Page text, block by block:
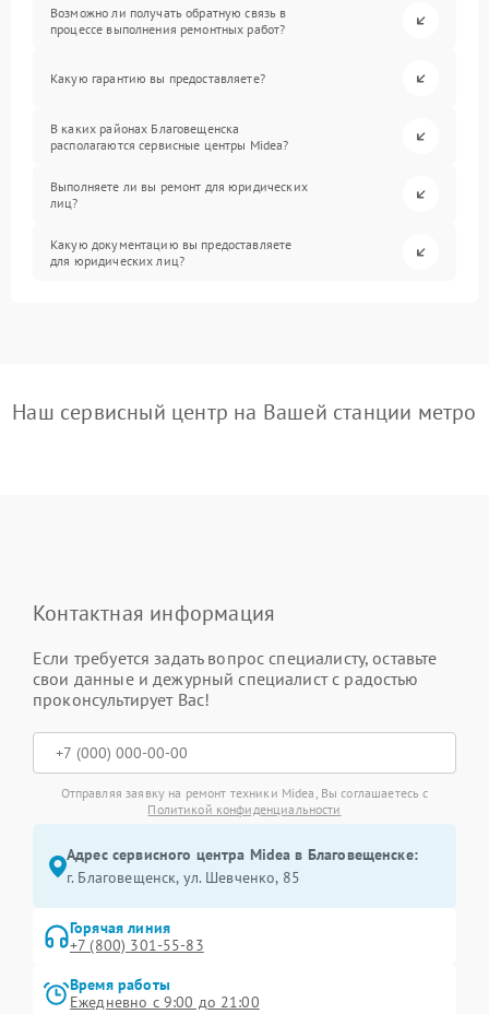
Возможно ли получать обратную связь в
процессе выполнения ремонтных работ?
Какую гарантию вы предоставляете?
В каких районах Благовещенска
располагаются сервисные центры Midea?
Выполняете ли вы ремонт для юридических
лиц?
Какую документацию вы предоставляете
для юридических лиц?
Наш сервисный центр на Вашей станции метро
Контактная информация
Если требуется задать вопрос специалисту, оставьте
свои данные и дежурный специалист с радостью
проконсультирует Вас!
Отправляя заявку на ремонт техники Midea, Вы соглашаетесь с
Политикой конфиденциальности
Адрес сервисного центра Midea в Благовещенске:
г. Благовещенск, ул. Шевченко, 85
Горячая линия
+7 (800) 301-55-83
Время работы
Ежедневно с 9:00 до 21:00